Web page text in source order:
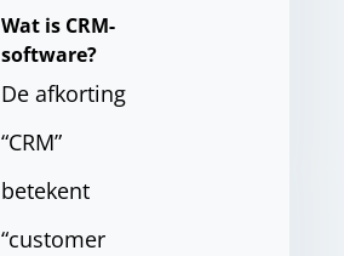
Wat is CRM-
software?
De afkorting
“CRM”
betekent
“customer